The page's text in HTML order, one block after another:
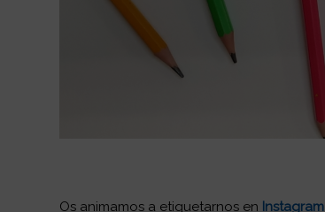
Os animamos a etiquetarnos en Instagram